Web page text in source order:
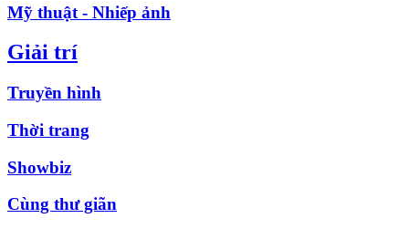
Mỹ thuật - Nhiếp ảnh
Giải trí
Truyền hình
Thời trang
Showbiz
Cùng thư giãn